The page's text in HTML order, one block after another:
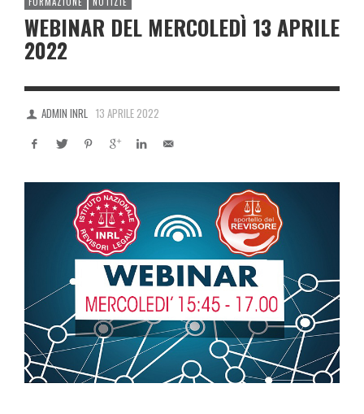
WEBINAR DEL MERCOLEDÌ 13 APRILE
2022
ADMIN INRL 13 APRILE 2022